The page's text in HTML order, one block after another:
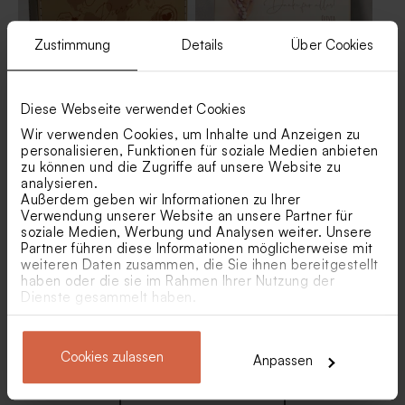
Zustimmung Details Über Cookies
Diese Webseite verwendet Cookies
Wir verwenden Cookies, um Inhalte und Anzeigen zu
personalisieren, Funktionen für soziale Medien anbieten
zu können und die Zugriffe auf unsere Website zu
analysieren.
Außerdem geben wir Informationen zu Ihrer
Verwendung unserer Website an unsere Partner für
soziale Medien, Werbung und Analysen weiter. Unsere
Partner führen diese Informationen möglicherweise mit
weiteren Daten zusammen, die Sie ihnen bereitgestellt
haben oder die sie im Rahmen Ihrer Nutzung der
Dienste gesammelt haben.
Cookies zulassen Anpassen
aus Pappe zur Hochzeit |
Weltkarte
mit Trockenblumen | pink
Personalisierbare Tasche
Weißer Pappkoffer zur